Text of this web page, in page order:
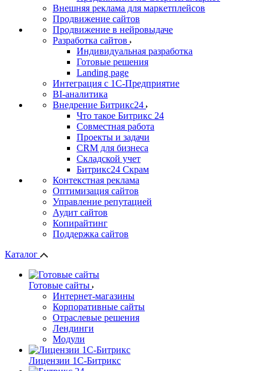
Внешняя реклама для маркетплейсов
Продвижение сайтов
Продвижение в нейровыдаче
Разработка сайтов
Индивидуальная разработка
Готовые решения
Landing page
Интеграция с 1С-Предприятие
BI-аналитика
Внедрение Битрикс24
Что такое Битрикс 24
Совместная работа
Проекты и задачи
СRМ для бизнеса
Складской учет
Битрикс24 Скрам
Контекстная реклама
Оптимизация сайтов
Управление репутацией
Аудит сайтов
Копирайтинг
Поддержка сайтов
Каталог
Готовые сайты
Интернет-магазины
Корпоративные сайты
Отраслевые решения
Лендинги
Модули
Лицензии 1С-Битрикс